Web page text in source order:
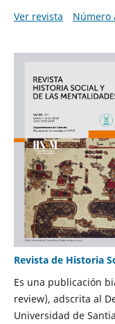
Ver revista
Número
Revista de Historia
Es una publicación
review), adscrita al
Universidad de